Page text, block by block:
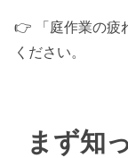
👉 「庭作業の疲
ください。
まず知